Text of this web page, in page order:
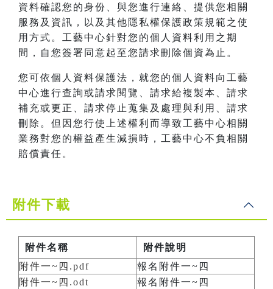
資料確認您的身份、與您進行連絡、提供您相關
服務及資訊，以及其他隱私權保護政策規範之使
用方式。工藝中心針對您的個人資料利用之期
間，自您簽署同意起至您請求刪除個資為止。
您可依個人資料保護法，就您的個人資料向工藝
中心進行查詢或請求閱覽、請求給複製本、請求
補充或更正、請求停止蒐集及處理與利用、請求
刪除。但因您行使上述權利而導致工藝中心相關
業務對您的權益產生減損時，工藝中心不負相關
賠償責任。
附件下載
附件名稱
附件說明
附件一~四.pdf
報名附件一~四
附件一~四.odt
報名附件一~四